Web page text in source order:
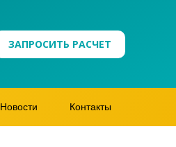
ЗАПРОСИТЬ РАСЧЕТ
Новости Контакты